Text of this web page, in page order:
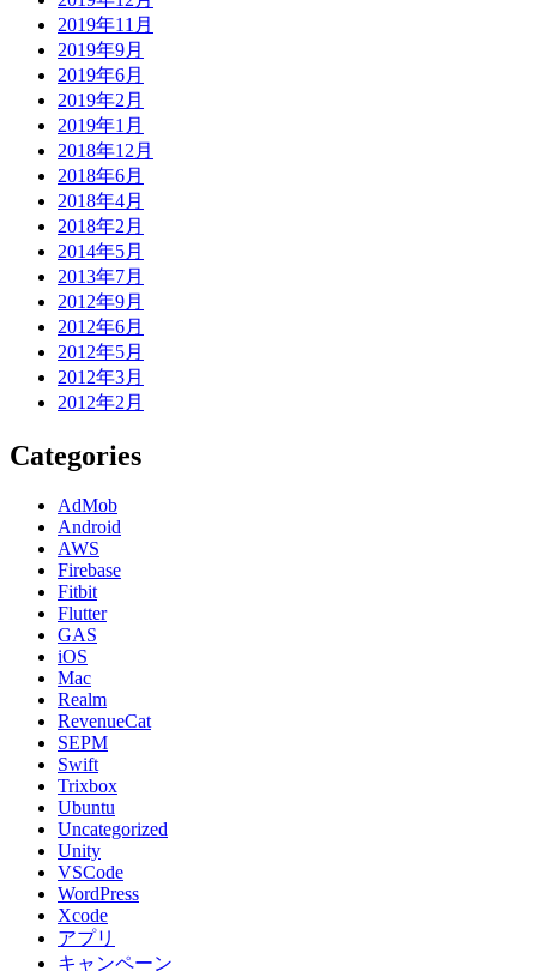
2019年11月
2019年9月
2019年6月
2019年2月
2019年1月
2018年12月
2018年6月
2018年4月
2018年2月
2014年5月
2013年7月
2012年9月
2012年6月
2012年5月
2012年3月
2012年2月
Categories
AdMob
Android
AWS
Firebase
Fitbit
Flutter
GAS
iOS
Mac
Realm
RevenueCat
SEPM
Swift
Trixbox
Ubuntu
Uncategorized
Unity
VSCode
WordPress
Xcode
アプリ
キャンペーン